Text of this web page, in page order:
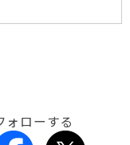
ォローする